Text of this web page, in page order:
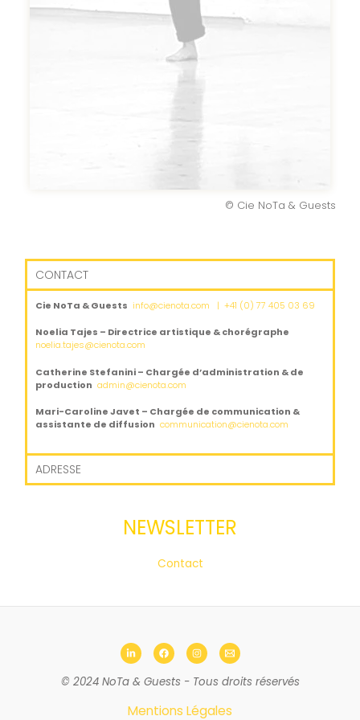
© Cie NoTa & Guests
CONTACT
Cie NoTa & Guests info@cienota.com | +41 (0) 77 405 03 69
Noelia Tajes – Directrice artistique & chorégraphe
noelia.tajes@cienota.com
Catherine Stefanini – Chargée d’administration & de
production admin@cienota.com
Mari-Caroline Javet – Chargée de communication &
assistante de diffusion communication@cienota.com
ADRESSE
NEWSLETTER
Contact
© 2024 NoTa & Guests - Tous droits réservés
Mentions Légales